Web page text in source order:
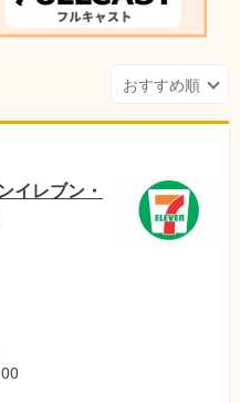
イレブン・